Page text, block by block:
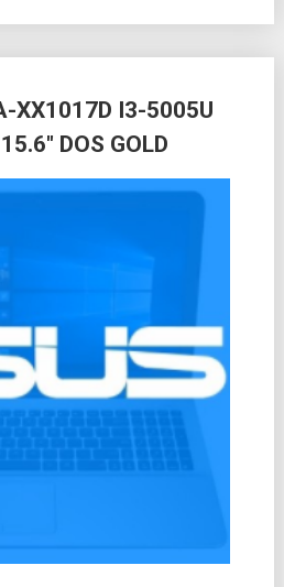
XX1017D I3-5005U
DOS GOLD